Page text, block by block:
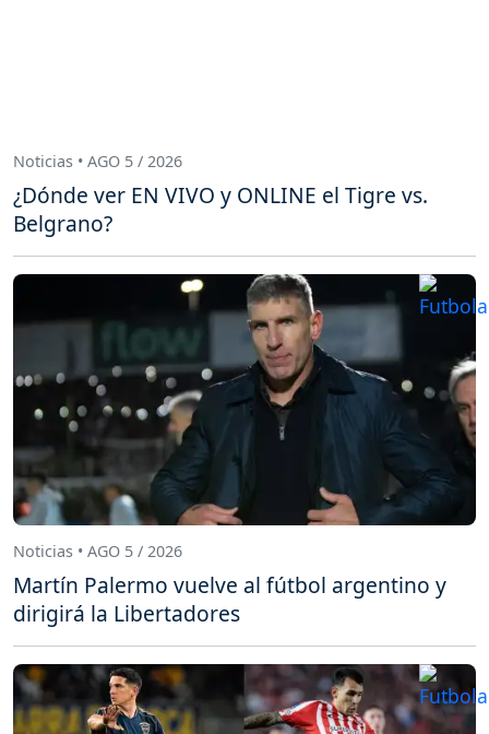
Noticias • AGO 5 / 2026
¿Dónde ver EN VIVO y ONLINE el Tigre vs.
Belgrano?
Noticias • AGO 5 / 2026
Martín Palermo vuelve al fútbol argentino y
dirigirá la Libertadores